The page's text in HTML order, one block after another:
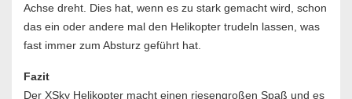
Achse dreht. Dies hat, wenn es zu stark gemacht wird, schon
das ein oder andere mal den Helikopter trudeln lassen, was
fast immer zum Absturz geführt hat.
Fazit
Der XSky Helikopter macht einen riesengroßen Spaß und es